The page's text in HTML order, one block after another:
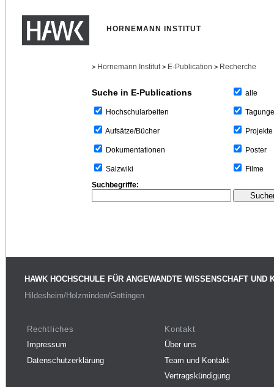
HORNEMANN INSTITUT
> Hornemann Institut > E-Publication > Recherche
Suche in E-Publications
Hochschularbeiten
Aufsätze/Bücher
Dokumentationen
Salzwiki
alle
Projekte
Poster
Filme
Suchbegriffe:
HAWK HOCHSCHULE FÜR ANGEWANDTE WISSENSCHAFT UND
Hildesheim/Holzminden/Göttingen
Rechtliches
Impressum
Datenschutzerklärung
Kontakt
Über uns
Team und Kontakt
Vertragskündigung